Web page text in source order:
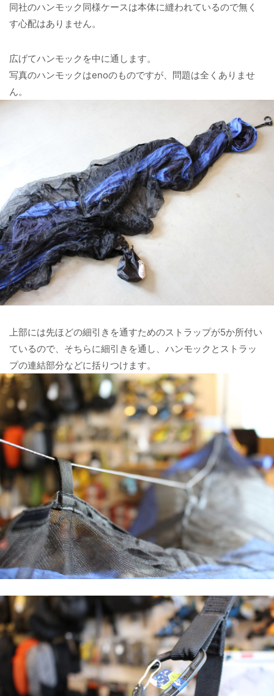
同社のハンモック同様ケースは本体に縫われているので無く
す心配はありません。
広げてハンモックを中に通します。
写真のハンモックはenoのものですが、問題は全くありませ
ん。
上部には先ほどの細引きを通すためのストラップが5か所付い
ているので、そちらに細引きを通し、ハンモックとストラッ
プの連結部分などに括りつけます。